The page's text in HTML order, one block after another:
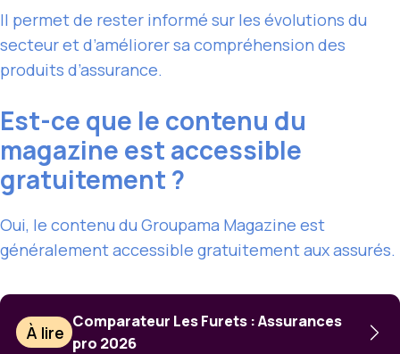
Il permet de rester informé sur les évolutions du
secteur et d’améliorer sa compréhension des
produits d’assurance.
Est-ce que le contenu du
magazine est accessible
gratuitement ?
Oui, le contenu du Groupama Magazine est
généralement accessible gratuitement aux assurés.
À lire
Comparateur Les Furets : Assurances
pro 2026